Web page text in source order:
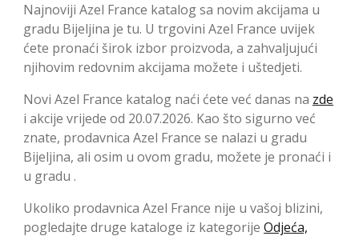
Najnoviji Azel France katalog sa novim akcijama u
gradu Bijeljina je tu. U trgovini Azel France uvijek
ćete pronaći širok izbor proizvoda, a zahvaljujući
njihovim redovnim akcijama možete i uštedjeti.
Novi Azel France katalog naći ćete već danas na zde
i akcije vrijede od 20.07.2026. Kao što sigurno već
znate, prodavnica Azel France se nalazi u gradu
Bijeljina, ali osim u ovom gradu, možete je pronaći i
u gradu .
Ukoliko prodavnica Azel France nije u vašoj blizini,
pogledajte druge kataloge iz kategorije Odjeća,